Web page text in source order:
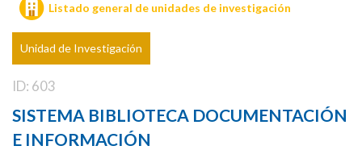
Listado general de unidades de investigación
Unidad de Investigación
ID: 603
SISTEMA BIBLIOTECA DOCUMENTACIÓN
E INFORMACIÓN